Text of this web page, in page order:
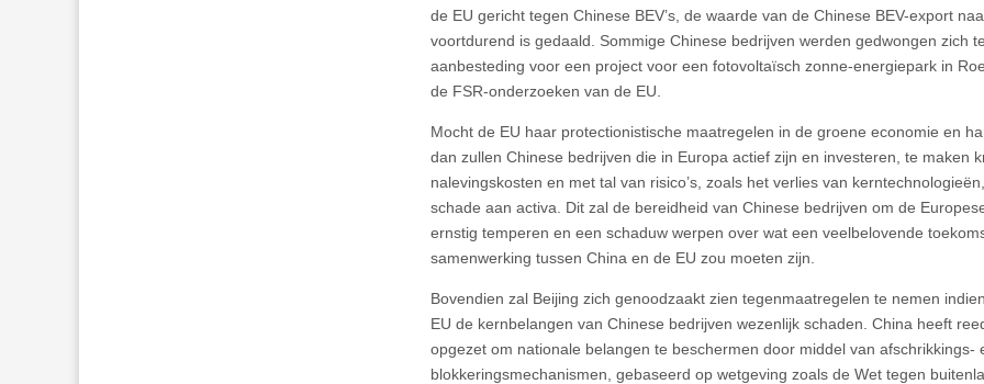
de EU gericht tegen Chinese BEV’s, de waarde van de Chinese BEV-export
voortdurend is gedaald. Sommige Chinese bedrijven werden gedwongen zich
aanbesteding voor een project voor een fotovoltaïsch zonne-energiepark in
de FSR-onderzoeken van de EU.
Mocht de EU haar protectionistische maatregelen in de groene economie en
dan zullen Chinese bedrijven die in Europa actief zijn en investeren, te maken
nalevingskosten en met tal van risico’s, zoals het verlies van
schade aan activa. Dit zal de bereidheid van Chinese bedrijven om de
ernstig temperen en een schaduw werpen over wat een veelbelovende
samenwerking tussen China en de EU zou moeten zijn.
Bovendien zal Beijing zich genoodzaakt zien tegenmaatregelen te nemen
EU de kernbelangen van Chinese bedrijven wezenlijk schaden. China heeft
opgezet om nationale belangen te beschermen door middel van afschrikkings-
blokkeringsmechanismen, gebaseerd op wetgeving zoals de Wet tegen